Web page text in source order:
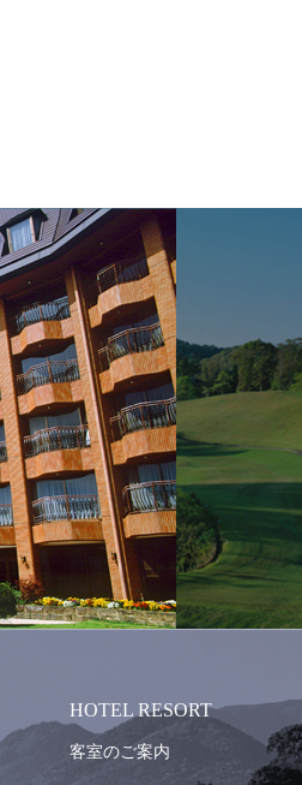
HOTEL RESORT
客室のご案内